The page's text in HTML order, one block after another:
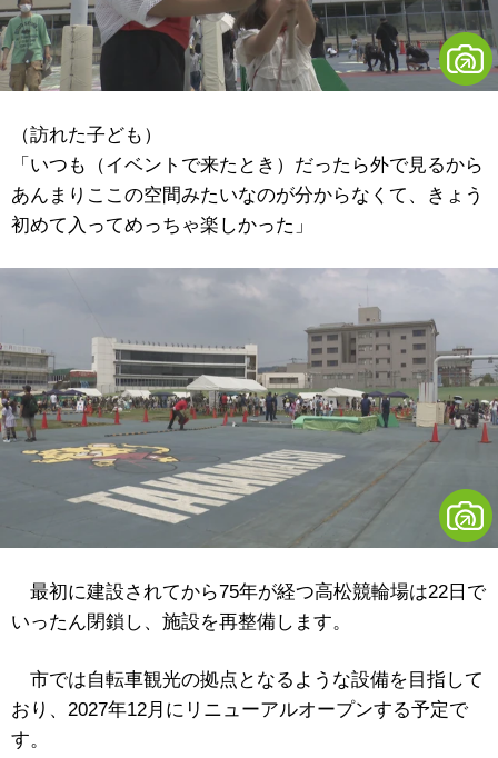
（訪れた子ども）
「いつも（イベントで来たとき）だったら外で見るから
あんまりここの空間みたいなのが分からなくて、きょう
初めて入ってめっちゃ楽しかった」
最初に建設されてから75年が経つ高松競輪場は22日で
いったん閉鎖し、施設を再整備します。
市では自転車観光の拠点となるような設備を目指して
おり、2027年12月にリニューアルオープンする予定で
す。